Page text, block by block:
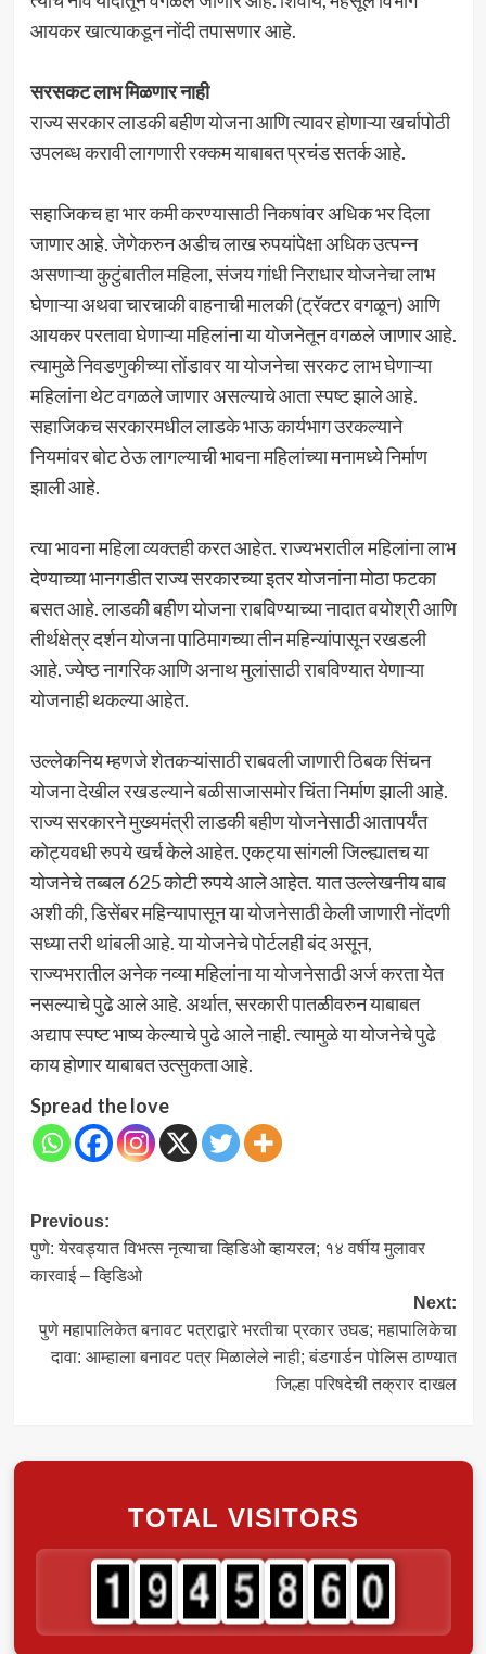
आयकर खात्याकडून नोंदी तपासणार आहे.
सरसकट लाभ मिळणार नाही
राज्य सरकार लाडकी बहीण योजना आणि त्यावर होणाऱ्या खर्चापोठी
उपलब्ध करावी लागणारी रक्कम याबाबत प्रचंड सतर्क आहे.
सहाजिकच हा भार कमी करण्यासाठी निकषांवर अधिक भर दिला
जाणार आहे. जेणेकरुन अडीच लाख रुपयांपेक्षा अधिक उत्पन्न
असणाऱ्या कुटुंबातील महिला, संजय गांधी निराधार योजनेचा लाभ
घेणाऱ्या अथवा चारचाकी वाहनाची मालकी (ट्रॅक्टर वगळून) आणि
आयकर परतावा घेणाऱ्या महिलांना या योजनेतून वगळले जाणार आहे.
त्यामुळे निवडणुकीच्या तोंडावर या योजनेचा सरकट लाभ घेणाऱ्या
महिलांना थेट वगळले जाणार असल्याचे आता स्पष्ट झाले आहे.
सहाजिकच सरकारमधील लाडके भाऊ कार्यभाग उरकल्याने
नियमांवर बोट ठेऊ लागल्याची भावना महिलांच्या मनामध्ये निर्माण
झाली आहे.
त्या भावना महिला व्यक्तही करत आहेत. राज्यभरातील महिलांना लाभ
देण्याच्या भानगडीत राज्य सरकारच्या इतर योजनांना मोठा फटका
बसत आहे. लाडकी बहीण योजना राबविण्याच्या नादात वयोश्री आणि
तीर्थक्षेत्र दर्शन योजना पाठिमागच्या तीन महिन्यांपासून रखडली
आहे. ज्येष्ठ नागरिक आणि अनाथ मुलांसाठी राबविण्यात येणाऱ्या
योजनाही थकल्या आहेत.
उल्लेकनिय म्हणजे शेतकऱ्यांसाठी राबवली जाणारी ठिबक सिंचन
योजना देखील रखडल्याने बळीसाजासमोर चिंता निर्माण झाली आहे.
राज्य सरकारने मुख्यमंत्री लाडकी बहीण योजनेसाठी आतापर्यंत
कोट्यवधी रुपये खर्च केले आहेत. एकट्या सांगली जिल्ह्यातच या
योजनेचे तब्बल 625 कोटी रुपये आले आहेत. यात उल्लेखनीय बाब
अशी की, डिसेंबर महिन्यापासून या योजनेसाठी केली जाणारी नोंदणी
सध्या तरी थांबली आहे. या योजनेचे पोर्टलही बंद असून,
राज्यभरातील अनेक नव्या महिलांना या योजनेसाठी अर्ज करता येत
नसल्याचे पुढे आले आहे. अर्थात, सरकारी पातळीवरुन याबाबत
अद्याप स्पष्ट भाष्य केल्याचे पुढे आले नाही. त्यामुळे या योजनेचे पुढे
काय होणार याबाबत उत्सुकता आहे.
Spread the love
Post
navigation
Previous:
पुणे: येरवड्यात विभत्स नृत्याचा व्हिडिओ व्हायरल; १४ वर्षीय मुलावर
कारवाई – व्हिडिओ
Next:
पुणे महापालिकेत बनावट पत्राद्वारे भरतीचा प्रकार उघड; महापालिकेचा
दावा: आम्हाला बनावट पत्र मिळालेले नाही; बंडगार्डन पोलिस ठाण्यात
जिल्हा परिषदेची तक्रार दाखल
TOTAL VISITORS